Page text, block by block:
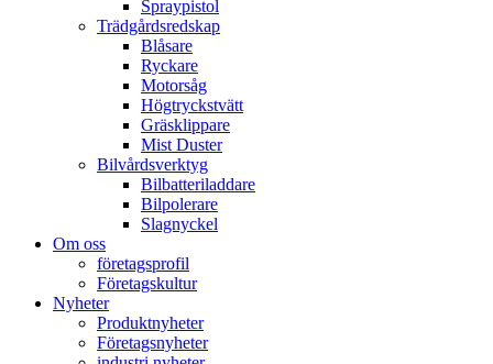
Spraypistol
Trädgårdsredskap
Blåsare
Ryckare
Motorsåg
Högtryckstvätt
Gräsklippare
Mist Duster
Bilvårdsverktyg
Bilbatteriladdare
Bilpolerare
Slagnyckel
Om oss
företagsprofil
Företagskultur
Nyheter
Produktnyheter
Företagsnyheter